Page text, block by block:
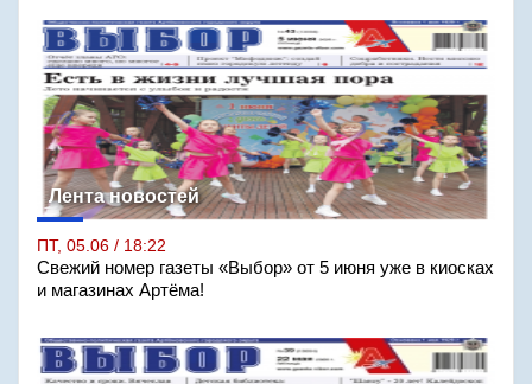
Лента новостей
ПТ, 05.06 / 18:22
Свежий номер газеты «Выбор» от 5 июня уже в киосках
и магазинах Артёма!